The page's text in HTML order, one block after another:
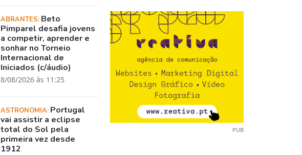
ABRANTES: Beto
Pimparel desafia jovens
a competir, aprender e
sonhar no Torneio
Internacional de
Iniciados (c/áudio)
8/08/2026 às 11:25
ASTRONOMIA: Portugal
vai assistir a eclipse
total do Sol pela
primeira vez desde
1912
PUB